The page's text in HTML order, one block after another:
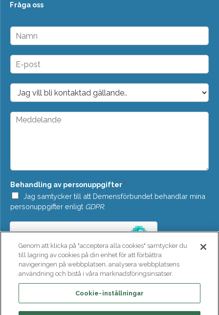
Fråga oss
N
m
n
E
p
o
t
*
D
o
p
M
a
d
e
*
Behandling av personuppgifter *
Jag samtycker till att Demensförbundet behandlar mina
personuppgifter enligt GDPR.
SKICKA
Genom att klicka på "acceptera alla cookies" samtycker du
till lagring av cookies på din enhet för att förbättra
navigeringen på webbplatsen, analysera webbplatsens
användning och bistå i våra marknadsföringsinsatser.
Cookie-inställningar